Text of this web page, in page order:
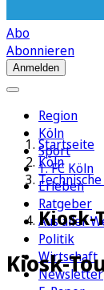
Abo
Abonnieren
Anmelden
Region
Köln
Sport
1. FC Köln
Erleben
Ratgeber
Aus aller
Politik
Wirtschaft
Newsletter
Startseite
Köln
Kiosk-
Kiosk-